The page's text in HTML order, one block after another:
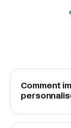
Comment
Super simple
Font.